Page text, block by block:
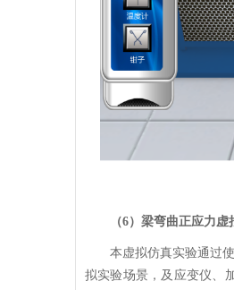
（6）梁弯曲正应力虚
本虚拟仿真实验通过
拟实验场景，及应变仪、